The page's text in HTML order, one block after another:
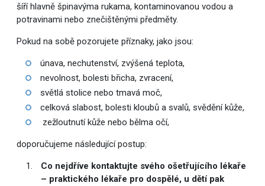
šíří hlavně špinavýma rukama, kontaminovanou vodou a
potravinami nebo znečištěnými předměty.
Pokud na sobě pozorujete příznaky, jako jsou:
únava, nechutenství, zvýšená teplota,
nevolnost, bolesti břicha, zvracení,
světlá stolice nebo tmavá moč,
celková slabost, bolesti kloubů a svalů, svědění kůže,
zežloutnutí kůže nebo bělma očí,
doporučujeme následující postup:
Co nejdříve kontaktujte svého ošetřujícího lékaře
– praktického lékaře pro dospělé, u dětí pak